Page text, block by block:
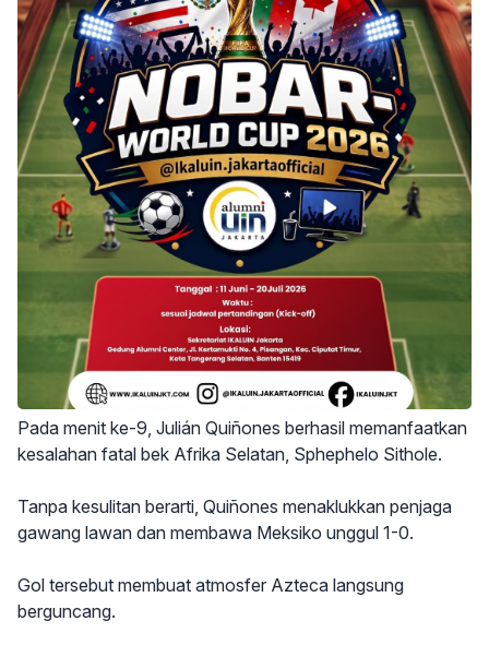
Pada menit ke-9, Julián Quiñones berhasil memanfaatkan
kesalahan fatal bek Afrika Selatan, Sphephelo Sithole.
Tanpa kesulitan berarti, Quiñones menaklukkan penjaga
gawang lawan dan membawa Meksiko unggul 1-0.
Gol tersebut membuat atmosfer Azteca langsung
berguncang.